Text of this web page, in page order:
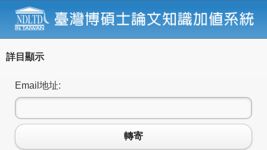
詳目顯示
Email地址:
轉寄